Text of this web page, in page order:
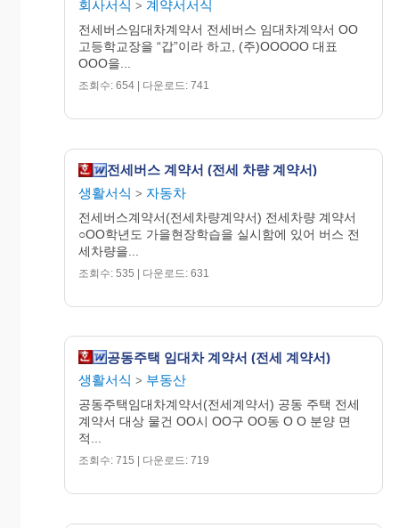
미비한 차량이 있을 대에는 해당
임차료의 30%를 감액하여 지급한다.
8. 운행도중 “을”의 귀책사유로 인해 운행이 지연
될 때에는 지체 1시간당 당일
지급하지 않는다.
9. 보험가입이 안된 차량이 발견되어 운행이 중단될
때에는 “을”은 이에 따른 모든
책임을 지고 그 손해를 전액 보상하여야 한다. 또
한 부득이 운행을 하더라도 해당
임차료의 50%를 감액하여 지급한다.
10. “갑”은 “을”이 본 계약을 완전히 이행한 후
“을”의 청구(세금계산서)에 의하여 “을”의
계좌에 대금을 입금한다.
11. “을”은 천재지변의 사유 없이 본 계약을 일방적
으로 해약하는 경우 본 계약의
해약금은 물론 본 여행의 계약에 수반되는 모든
회사서식 > 계약서서식
전세버스임대차계약서 전세버스 임대차계약서 OO
고등학교장을 “갑”이라 하고, (주)OOOOO 대표
OOO을...
조회수: 654 | 다운로드: 741
전세버스 계약서 (전세 차량 계약서)
생활서식 > 자동차
전세버스계약서(전세차량계약서) 전세차량 계약서
○OO학년도 가을현장학습을 실시함에 있어 버스 전
세차량을...
조회수: 535 | 다운로드: 631
공동주택 임대차 계약서 (전세 계약서)
생활서식 > 부동산
공동주택임대차계약서(전세계약서) 공동 주택 전세
계약서 대상 물건 OO시 OO구 OO동 O O 분양 면
적...
조회수: 715 | 다운로드: 719